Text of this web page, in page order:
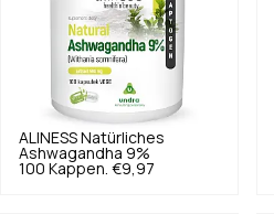
ALINESS Natürliches
Ashwagandha 9%
100 Kappen. €9,97